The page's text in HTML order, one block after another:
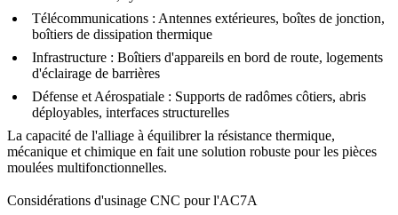
Télécommunications : Antennes extérieures, boîtes de jonction,
boîtiers de dissipation thermique
Infrastructure : Boîtiers d'appareils en bord de route, logements
d'éclairage de barrières
Défense et Aérospatiale : Supports de radômes côtiers, abris
déployables, interfaces structurelles
La capacité de l'alliage à équilibrer la résistance thermique,
mécanique et chimique en fait une solution robuste pour les pièces
moulées multifonctionnelles.
Considérations d'usinage CNC pour l'AC7A